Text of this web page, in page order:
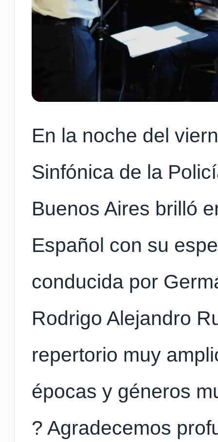
En la noche del
Sinfónica de la
Buenos Aires brilló
Español con su
conducida por
Rodrigo Alejandro
repertorio muy
épocas y géneros
? Agradecemos